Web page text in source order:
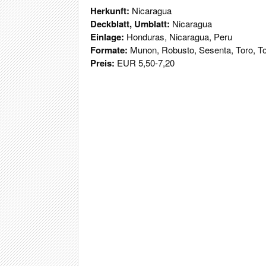
Herkunft: Nicaragua
Deckblatt, Umblatt: Nicaragua
Einlage: Honduras, Nicaragua, Peru
Formate: Munon, Robusto, Sesenta, Toro,
Preis: EUR 5,50-7,20